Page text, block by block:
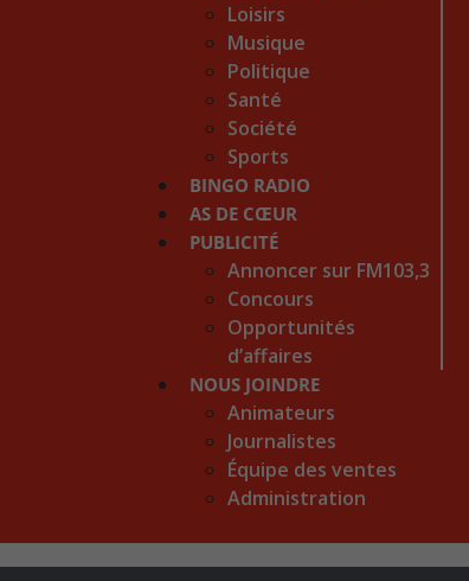
Loisirs
Musique
Politique
Santé
Société
Sports
BINGO RADIO
AS DE CŒUR
PUBLICITÉ
Annoncer sur FM103,3
Concours
Opportunités
d’affaires
NOUS JOINDRE
Animateurs
Journalistes
Équipe des ventes
Administration